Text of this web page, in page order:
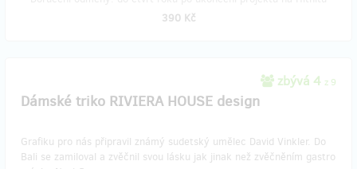
390 Kč
zbývá 4 z 9
Dámské triko RIVIERA HOUSE design
Grafiku pro nás připravil známý sudetský umělec David Vinkler. Do
Bali se zamiloval a zvěčnil svou lásku jak jinak než zvěčněním gastro